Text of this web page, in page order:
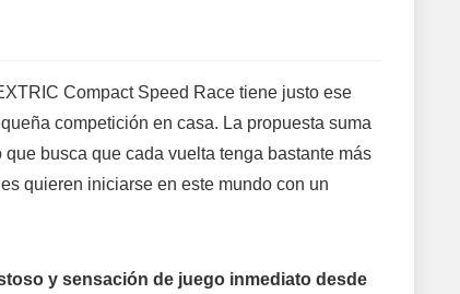
Compact Speed Race tiene justo ese
competición en casa. La propuesta suma
busca que cada vuelta tenga bastante más
quieren iniciarse en este mundo con un
y sensación de juego inmediato desde